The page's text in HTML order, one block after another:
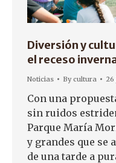
Diversión y
el receso
Noticias Bycultura 26
Con una
sin ruidos
Parque María
y grandes que se
de una tarde a